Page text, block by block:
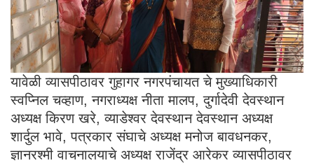
यावेळी व्यासपीठावर गुहागर नगरपंचायत चे मुख्याधिकारी
स्वप्निल चव्हाण, नगराध्यक्ष नीता मालप, दुर्गादेवी देवस्थान
अध्यक्ष किरण खरे, व्याडेश्वर देवस्थान देवस्थान अध्यक्ष
शार्दुल भावे, पत्रकार संघाचे अध्यक्ष मनोज बावधनकर,
ज्ञानरश्मी वाचनालयाचे अध्यक्ष राजेंद्र आरेकर व्यासपीठावर